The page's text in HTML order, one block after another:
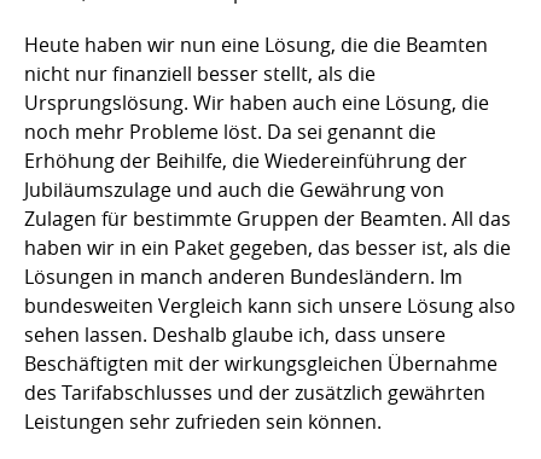
Heute haben wir nun eine Lösung, die die Beamten
nicht nur finanziell besser stellt, als die
Ursprungslösung. Wir haben auch eine Lösung, die
noch mehr Probleme löst. Da sei genannt die
Erhöhung der Beihilfe, die Wiedereinführung der
Jubiläumszulage und auch die Gewährung von
Zulagen für bestimmte Gruppen der Beamten. All das
haben wir in ein Paket gegeben, das besser ist, als die
Lösungen in manch anderen Bundesländern. Im
bundesweiten Vergleich kann sich unsere Lösung also
sehen lassen. Deshalb glaube ich, dass unsere
Beschäftigten mit der wirkungsgleichen Übernahme
des Tarifabschlusses und der zusätzlich gewährten
Leistungen sehr zufrieden sein können.